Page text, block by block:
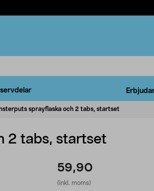
sprayflaska och 2 tabs, startset
2 tabs, startset
59,90
(inkl. moms)